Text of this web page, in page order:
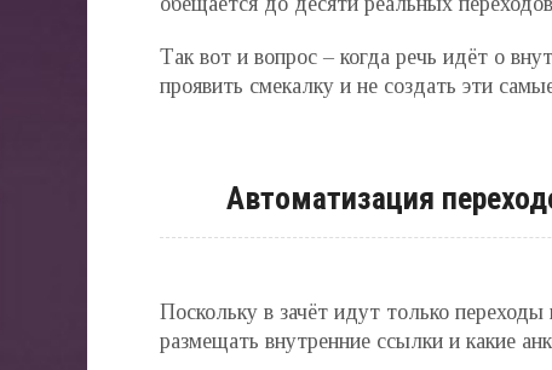
Так вот и вопрос – когда речь идёт о
проявить смекалку и не создать эти
Автоматизация
Поскольку в зачёт идут только
размещать внутренние ссылки и какие